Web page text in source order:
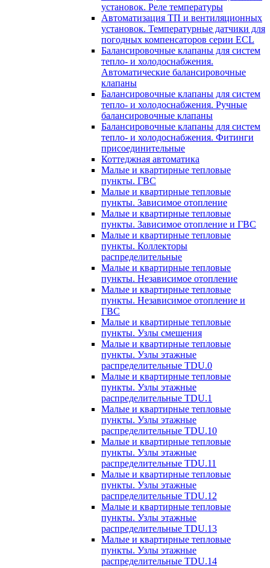
установок. Реле температуры
Автоматизация ТП и вентиляционных
установок. Температурные датчики для
погодных компенсаторов серии ECL
Балансировочные клапаны для систем
тепло- и холодоснабжения.
Автоматические балансировочные
клапаны
Балансировочные клапаны для систем
тепло- и холодоснабжения. Ручные
балансировочные клапаны
Балансировочные клапаны для систем
тепло- и холодоснабжения. Фитинги
присоединительные
Коттеджная автоматика
Малые и квартирные тепловые
пункты. ГВС
Малые и квартирные тепловые
пункты. Зависимое отопление
Малые и квартирные тепловые
пункты. Зависимое отопление и ГВС
Малые и квартирные тепловые
пункты. Коллекторы
распределительные
Малые и квартирные тепловые
пункты. Независимое отопление
Малые и квартирные тепловые
пункты. Независимое отопление и
ГВС
Малые и квартирные тепловые
пункты. Узлы смешения
Малые и квартирные тепловые
пункты. Узлы этажные
распределительные TDU.0
Малые и квартирные тепловые
пункты. Узлы этажные
распределительные TDU.1
Малые и квартирные тепловые
пункты. Узлы этажные
распределительные TDU.10
Малые и квартирные тепловые
пункты. Узлы этажные
распределительные TDU.11
Малые и квартирные тепловые
пункты. Узлы этажные
распределительные TDU.12
Малые и квартирные тепловые
пункты. Узлы этажные
распределительные TDU.13
Малые и квартирные тепловые
пункты. Узлы этажные
распределительные TDU.14